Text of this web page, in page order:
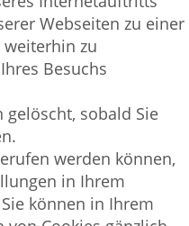
Webseiten zu einer
zu
Besuchs
gelöscht, sobald Sie
werden können,
in Ihrem
können in Ihrem